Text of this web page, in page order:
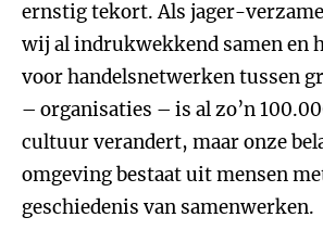
ernstig tekort. Als jager-
wij al indrukwekkend samen en
voor handelsnetwerken tussen
– organisaties – is al zo’n
cultuur verandert, maar onze
omgeving bestaat uit mensen
geschiedenis van samenwerken.